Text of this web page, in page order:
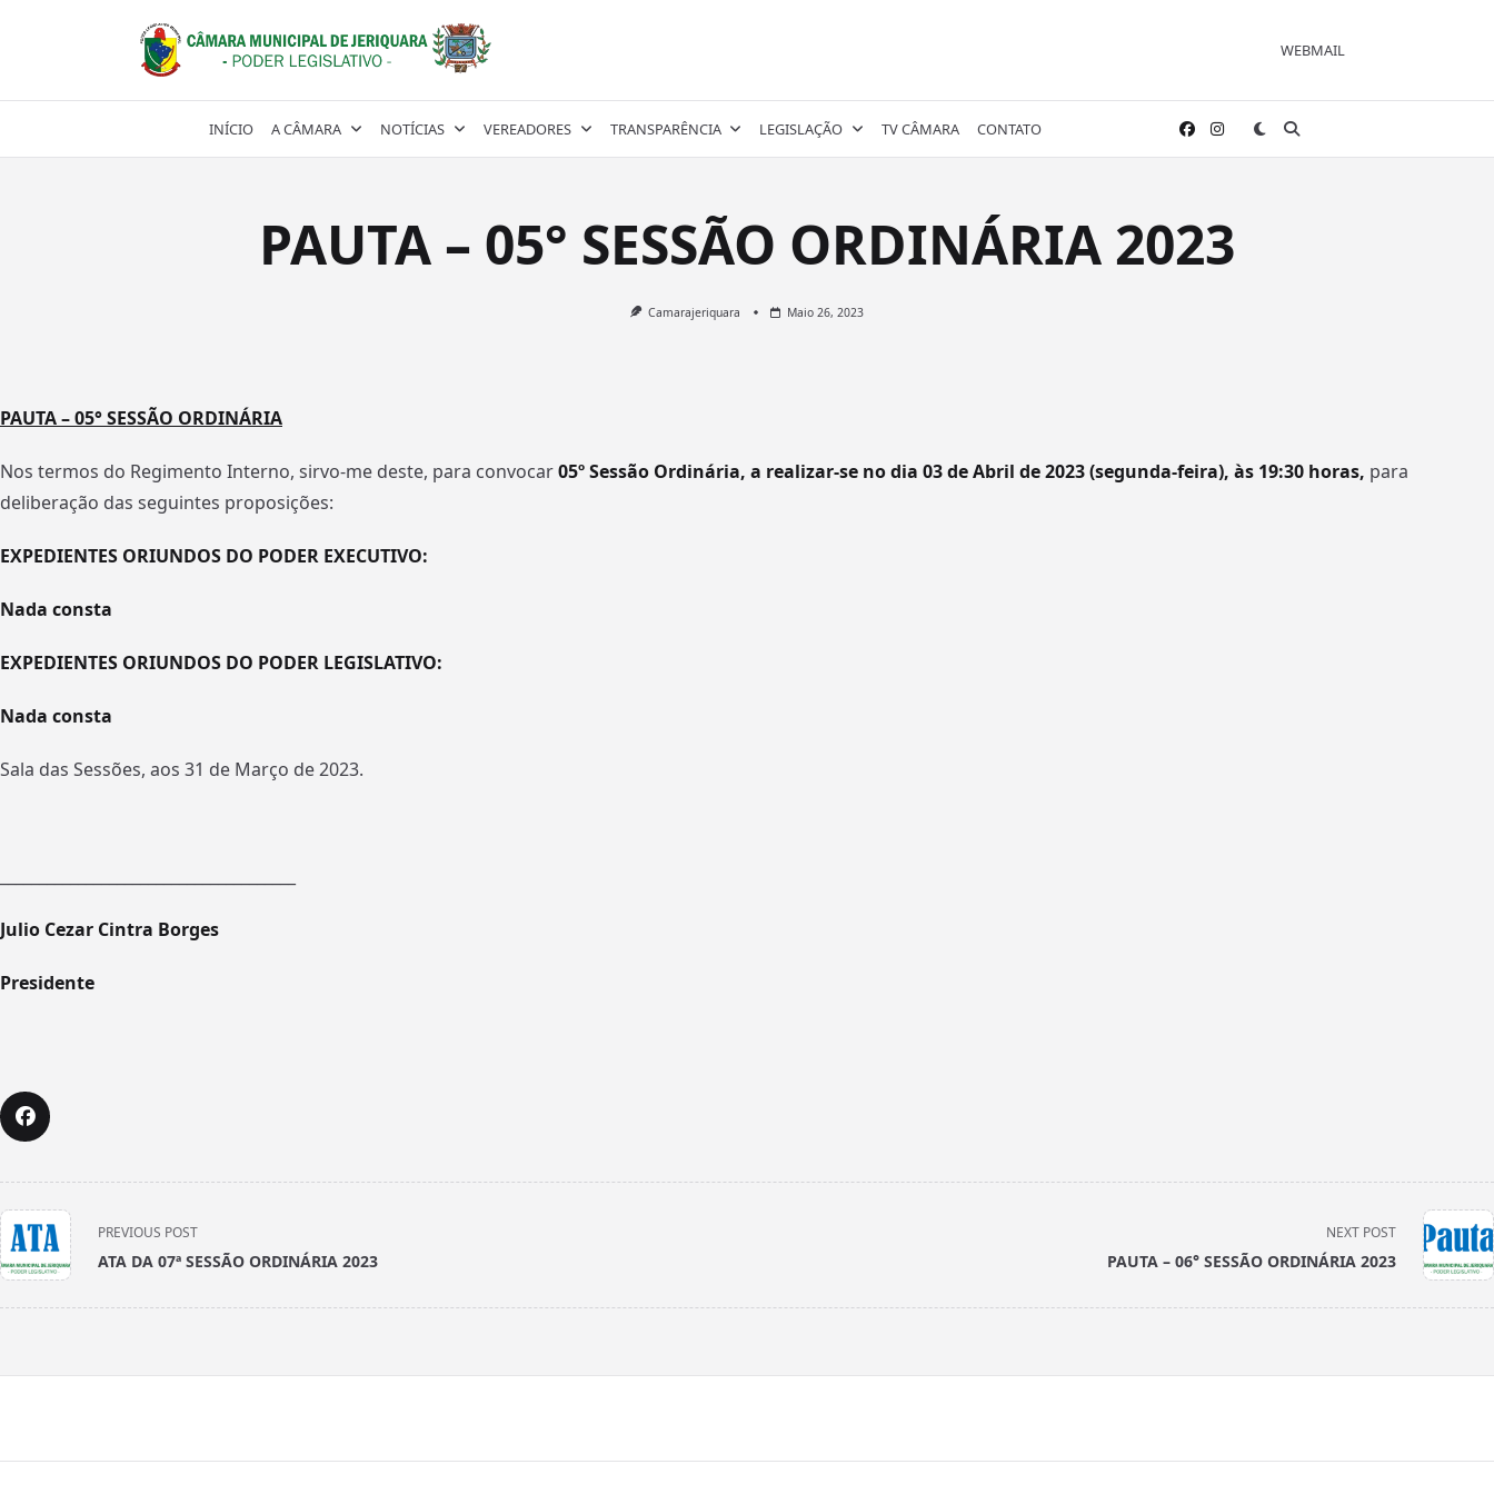
WEBMAIL
INÍCIO A CÂMARA NOTÍCIAS VEREADORES TRANSPARÊNCIA LEGISLAÇÃO TV CÂMARA CONTATO
PAUTA – 05° SESSÃO ORDINÁRIA 2023
Camarajeriquara Maio 26, 2023
PAUTA – 05° SESSÃO ORDINÁRIA
Nos termos do Regimento Interno, sirvo-me deste, para convocar05º Sessão Ordinária, a realizar-se no dia 03 de Abril de 2023 (segunda-feira), às 19:30 horas, para
deliberação das seguintes proposições:
EXPEDIENTES ORIUNDOS DO PODER EXECUTIVO:
Nada consta
EXPEDIENTES ORIUNDOS DO PODER LEGISLATIVO:
Nada consta
Sala das Sessões, aos 31 de Março de 2023.
Julio Cezar Cintra Borges
Presidente
<span
class="nav-
subtitle
screen-
PREVIOUS POST
ATA DA 07ª SESSÃO ORDINÁRIA 2023
NEXT POST
PAUTA – 06° SESSÃO ORDINÁRIA 2023